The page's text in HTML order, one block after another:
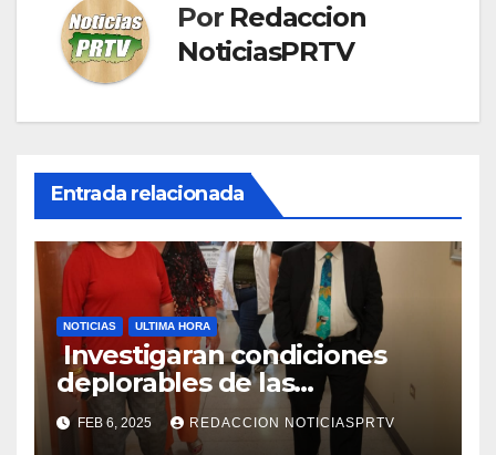
Por Redaccion
NoticiasPRTV
Entrada relacionada
NOTICIAS ULTIMA HORA
Investigaran condiciones
deplorables de las
facilidades el Departamento
de la Salud en Mayagüez
FEB 6, 2025 REDACCION NOTICIASPRTV